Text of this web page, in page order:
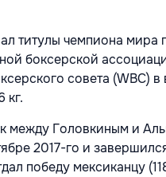
титулы чемпиона мира
боксерской
совета (WBC) в
кг.
между Головкиным и
2017-го и
победу мексиканцу